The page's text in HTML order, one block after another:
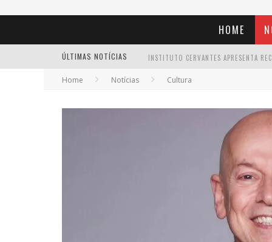
HOME
ÚLTIMAS NOTÍCIAS
Home Notícias Cultura